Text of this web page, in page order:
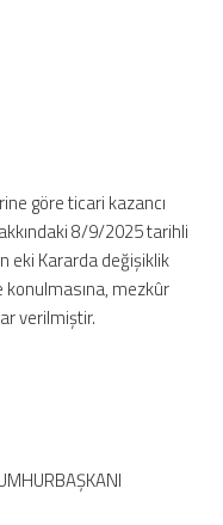
göre ticari kazancı
8/9/2025 tarihli
eki Kararda değişiklik
konulmasına, mezkûr
verilmiştir.